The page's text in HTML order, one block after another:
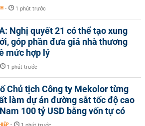
- 1 phút trước
Nghị quyết 21 có thể tạo xung
góp phần đưa giá nhà thương
mức hợp lý
1 phút trước
Chủ tịch Công ty Mekolor từng
làm dự án đường sắt tốc độ cao
100 tỷ USD bằng vốn tự có